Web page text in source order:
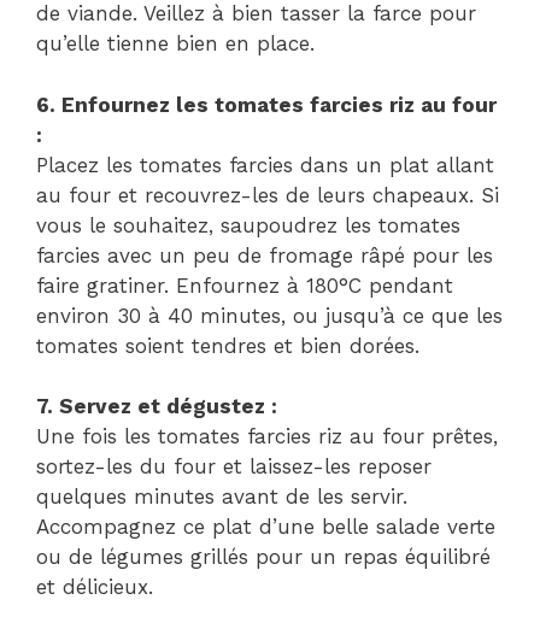
de viande. Veillez à bien tasser la farce pour
qu’elle tienne bien en place.
6. Enfournez les tomates farcies riz au four
:
Placez les tomates farcies dans un plat allant
au four et recouvrez-les de leurs chapeaux. Si
vous le souhaitez, saupoudrez les tomates
farcies avec un peu de fromage râpé pour les
faire gratiner. Enfournez à 180°C pendant
environ 30 à 40 minutes, ou jusqu’à ce que les
tomates soient tendres et bien dorées.
7. Servez et dégustez :
Une fois les tomates farcies riz au four prêtes,
sortez-les du four et laissez-les reposer
quelques minutes avant de les servir.
Accompagnez ce plat d’une belle salade verte
ou de légumes grillés pour un repas équilibré
et délicieux.